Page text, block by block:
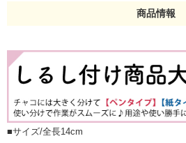
商品情報
■サイズ/全長14cm